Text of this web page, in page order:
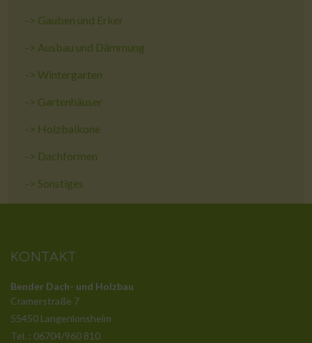
-> Gauben und Erker
-> Ausbau und Dämmung
->Wintergarten
-> Gartenhäuser
-> Holzbalkone
-> Dachformen
-> Sonstiges
KONTAKT
Bender Dach- und Holzbau
Cramerstraße 7
55450 Langenlonsheim
Tel. : 06704/960 810